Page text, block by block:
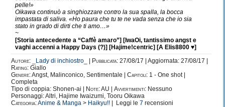
pelle!»
Oikawa continuò a singhiozzare contro la sua spalla, la bocca
impastata di saliva. «Ho paura che tu te ne vada senza che io sia
stato in grado di dirti che ti amo…»
~
[Storia antecedente a “Caffè amaro”] [IwaOi, tantissimo angst e
vaghi accenni a Happy Days (?)] [Hajime!centric] [A Elis8800 ♥]
Autore:
_Lady di inchiostro_ Pubblicata: 27/08/17 | Aggiornata: 27/08/17 |
Rating: Giallo
Genere:Angst, Malinconico, Sentimentale | Capitoli: 1 - One shot |
Completa
Tipo di coppia: Shonen-ai |
Note:AU | Avvertimenti: Nessuno
Personaggi: Altri, Hajime Iwaizumi, Tooru Oikawa
Categoria:Anime & Manga > Haikyu!! | Leggi le 7 recensioni